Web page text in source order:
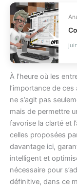
À l’heure où les
l’importance de
ne s’agit pas
mais de permettre
favorise la clarté et
celles proposées
davantage ici,
intelligent et
nécessaire pour
définitive, dans ce